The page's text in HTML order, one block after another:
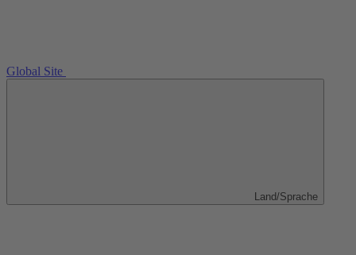
Global Site
Land/Sprache